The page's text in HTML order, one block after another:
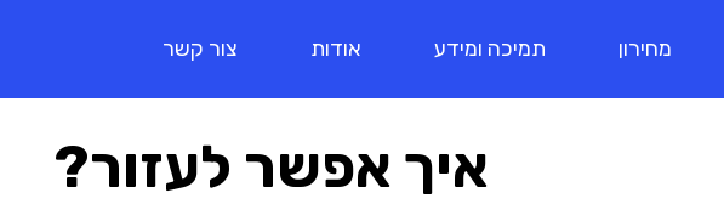
מחירון תמיכה ומידע אודות צור קשר
איך אפשר לעזור?